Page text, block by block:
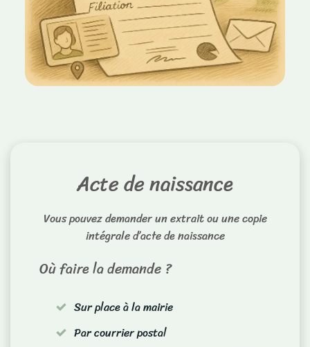
Acte de naissance
Vous pouvez demander un extrait ou une copie
intégrale d’acte de naissance
Où faire la demande ?
Sur place à la mairie
Par courrier postal